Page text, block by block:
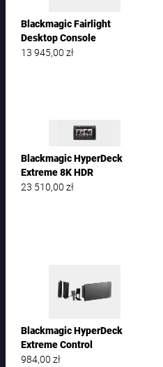
Blackmagic Fairlight
Desktop Console
13 945,00zł
Blackmagic HyperDeck
Extreme 8K HDR
23 510,00zł
Blackmagic HyperDeck
Extreme Control
984,00zł